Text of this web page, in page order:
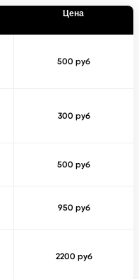
Цена
500 руб
300 руб
500 руб
950 руб
2200 руб